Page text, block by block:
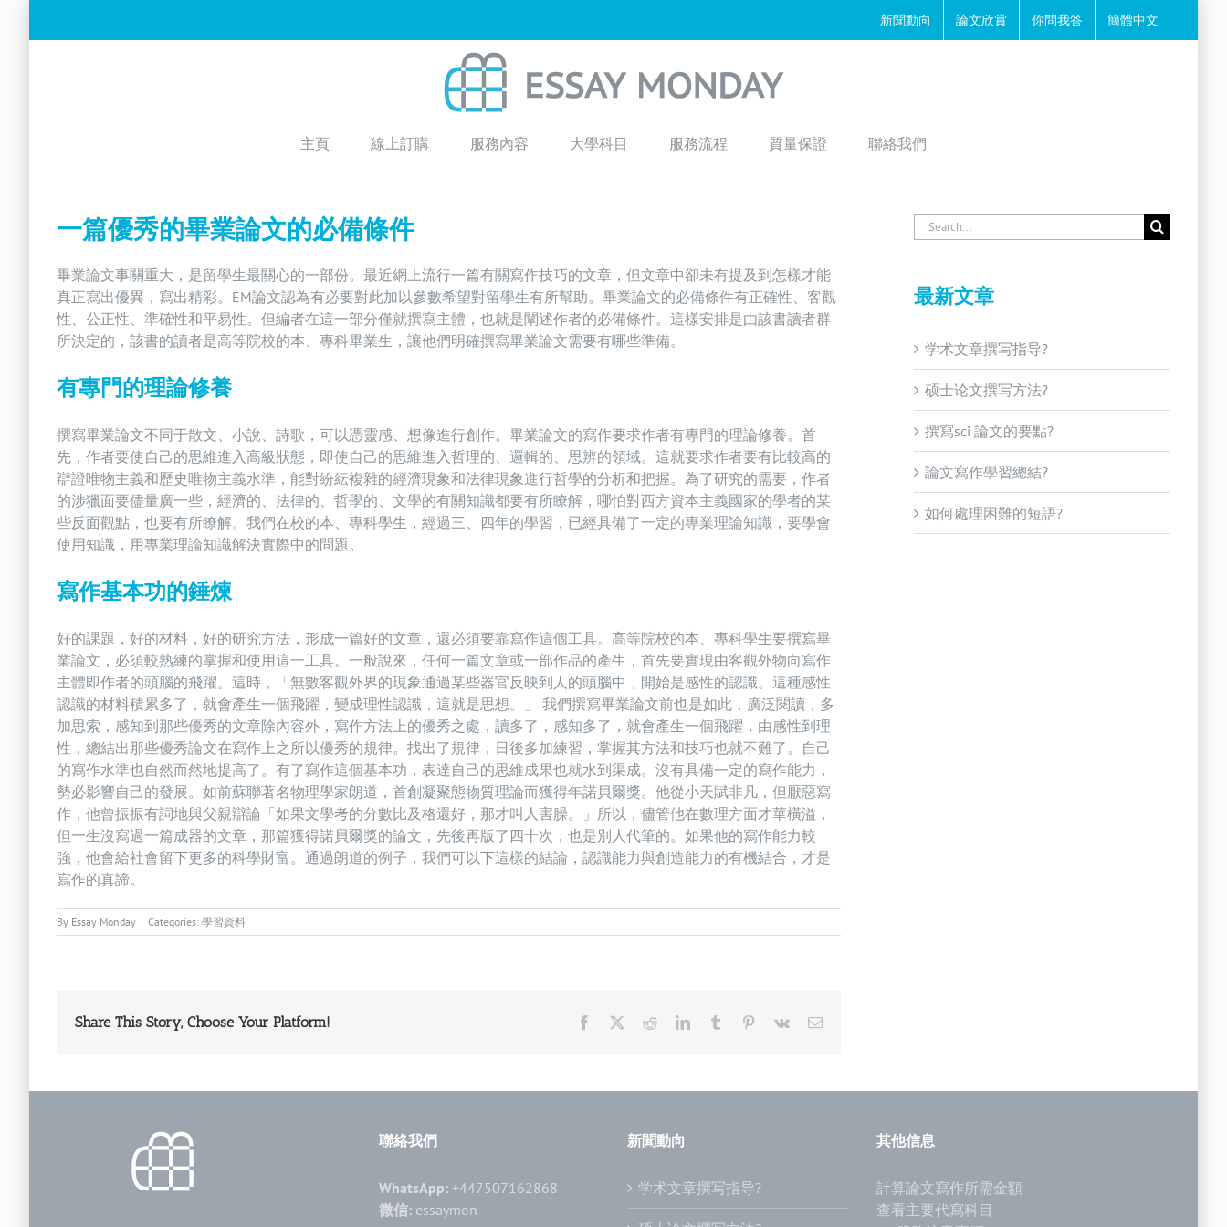
新聞動向 論文欣賞 你問我答 簡體中文
主頁 線上訂購 服務內容 大學科目 服務流程 質量保證 聯絡我們
一篇優秀的畢業論文的必備條件
畢業論文事關重大，是留學生最關心的一部份。最近網上流行一篇有關寫作技巧的文章 ，但文章中卻未有提及到怎樣才能
真正寫出優異，寫出精彩。EM論文認為有必要對此加以參數希望對留學生有所幫助。畢業論文的必備條件有正確性、客觀
性、公正性、準確性和平易性。但編者在這一部分僅就撰寫主體，也就是闡述作者的必備條件。這樣安排是由該書讀者群
所決定的，該書的讀者是高等院校的本、專科畢業生，讓他們明確撰寫畢業論文需要有哪些準備。
有專門的理論修養
撰寫畢業論文不同于散文、小說、詩歌，可以憑靈感、想像進行創作。畢業論文的寫作要求作者有專門的理論修養。首
先，作者要使自己的思維進入高級狀態，即使自己的思維進入哲理的、邏輯的、思辨的領域。這就要求作者要有比較高的
辯證唯物主義和歷史唯物主義水準，能對紛紜複雜的經濟現象和法律現象進行哲學的分析和把握。為了研究的需要，作者
的涉獵面要儘量廣一些，經濟的、法律的、哲學的、文學的有關知識都要有所瞭解，哪怕對西方資本主義國家的學者的某
些反面觀點，也要有所瞭解。我們在校的本、專科學生，經過三、四年的學習，已經具備了一定的專業理論知識，要學會
使用知識，用專業理論知識解決實際中的問題。
寫作基本功的錘煉
好的課題，好的材料，好的研究方法，形成一篇好的文章，還必須要靠寫作這個工具。高等院校的本、專科學生要撰寫畢
業論文，必須較熟練的掌握和使用這一工具。一般說來，任何一篇文章或一部作品的產生，首先要實現由客觀外物向寫作
主體即作者的頭腦的飛躍。這時，「無數客觀外界的現象通過某些器官反映到人的頭腦中，開始是感性的認識。這種感性
認識的材料積累多了，就會產生一個飛躍，變成理性認識，這就是思想。」 我們撰寫畢業論文前也是如此，廣泛閱讀，多
加思索，感知到那些優秀的文章除內容外，寫作方法上的優秀之處，讀多了，感知多了，就會產生一個飛躍，由感性到理
性，總結出那些優秀論文在寫作上之所以優秀的規律。找出了規律，日後多加練習，掌握其方法和技巧也就不難了。自己
的寫作水準也自然而然地提高了。有了寫作這個基本功，表達自己的思維成果也就水到渠成。沒有具備一定的寫作能力，
勢必影響自己的發展。如前蘇聯著名物理學家朗道，首創凝聚態物質理論而獲得年諾貝爾獎。他從小天賦非凡，但厭惡寫
作，他曾振振有詞地與父親辯論「如果文學考的分數比及格還好，那才叫人害臊。」所以，儘管他在數理方面才華橫溢，
但一生沒寫過一篇成器的文章，那篇獲得諾貝爾獎的論文，先後再版了四十次，也是別人代筆的。如果他的寫作能力較
強，他會給社會留下更多的科學財富。通過朗道的例子，我們可以下這樣的結論，認識能力與創造能力的有機結合，才是
寫作的真諦。
By Essay Monday | Categories: 學習資料
Share This Story, Choose Your Platform! Facebook RedditLinkedInTumblr Pinterest
Vk Email
Search
for:
最新文章
学术文章撰写指导?
硕士论文撰写方法?
撰寫sci 論文的要點?
論文寫作學習總結?
如何處理困難的短語?
聯絡我們
WhatsApp:+447507162868
微信:essaymon
新聞動向
学术文章撰写指导?
其他信息
計算論文寫作所需金額
查看主要代寫科目